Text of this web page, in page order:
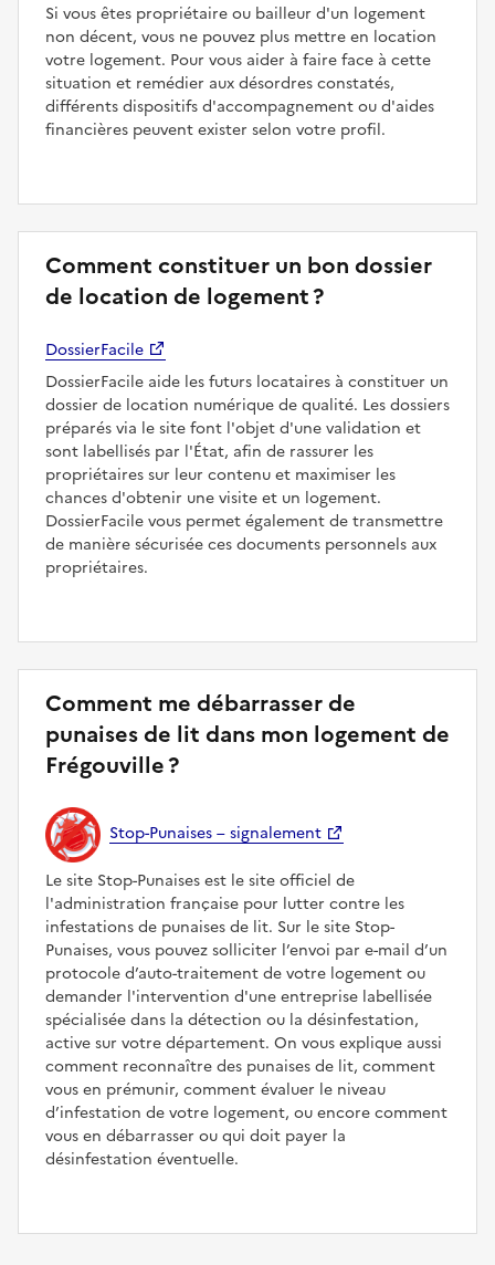
Si vous êtes propriétaire ou bailleur d'un logement
non décent, vous ne pouvez plus mettre en location
votre logement. Pour vous aider à faire face à cette
situation et remédier aux désordres constatés,
différents dispositifs d'accompagnement ou d'aides
financières peuvent exister selon votre profil.
Comment constituer un bon dossier
de location de logement ?
DossierFacile
DossierFacile aide les futurs locataires à constituer un
dossier de location numérique de qualité. Les dossiers
préparés via le site font l'objet d'une validation et
sont labellisés par l'État, afin de rassurer les
propriétaires sur leur contenu et maximiser les
chances d'obtenir une visite et un logement.
DossierFacile vous permet également de transmettre
de manière sécurisée ces documents personnels aux
propriétaires.
Comment me débarrasser de
punaises de lit dans mon logement de
Frégouville ?
Stop-Punaises – signalement
Le site Stop-Punaises est le site officiel de
l'administration française pour lutter contre les
infestations de punaises de lit. Sur le site Stop-
Punaises, vous pouvez solliciter l’envoi par e-mail d’un
protocole d’auto-traitement de votre logement ou
demander l'intervention d'une entreprise labellisée
spécialisée dans la détection ou la désinfestation,
active sur votre département. On vous explique aussi
comment reconnaître des punaises de lit, comment
vous en prémunir, comment évaluer le niveau
d’infestation de votre logement, ou encore comment
vous en débarrasser ou qui doit payer la
désinfestation éventuelle.